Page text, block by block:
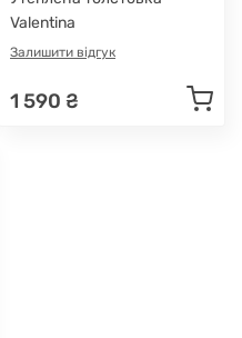
Valentina
Залишити відгук
1 590 ₴